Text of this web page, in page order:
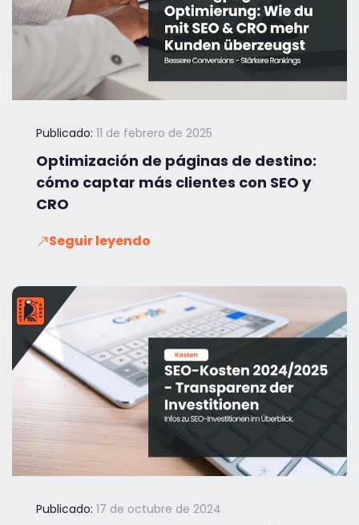
Publicado: 11 de febrero de 2025
Optimización de páginas de destino:
cómo captar más clientes con SEO y
CRO
Seguir leyendo
Publicado: 17 de octubre de 2024